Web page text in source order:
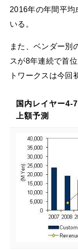
2016年の年間平均
いる。
また、ベンダー別
スが8年連続で首
トワークスは今回
国内レイヤー4-
上額予測